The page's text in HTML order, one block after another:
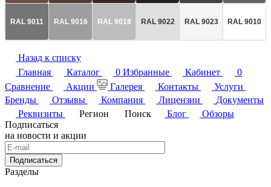
RAL 9011 RAL 9016 RAL 9018 RAL 9022 RAL 9023 RAL 9010
Назад к списку
Главная
Каталог 0 Избранные Кабинет
0
Сравнение
Акции Галерея Контакты
Услуги
Бренды
Отзывы Компания Лицензии
Документы
Реквизиты
Регион Поиск Блог
Обзоры
Подписаться
на новости и акции
Подписаться
Разделы